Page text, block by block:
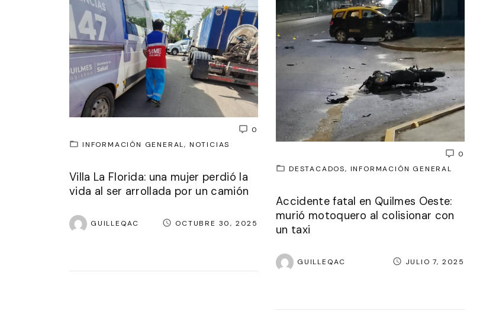
0
INFORMACIÓN GENERAL NOTICIAS
Villa La Florida: una mujer perdió la
vida al ser arrollada por un camión
GUILLEQAC OCTUBRE 30, 2025
0
DESTACADOS
INFORMACIÓN GENERAL
Accidente fatal en Quilmes Oeste:
murió motoquero al colisionar con
un taxi
GUILLEQAC JULIO 7, 2025